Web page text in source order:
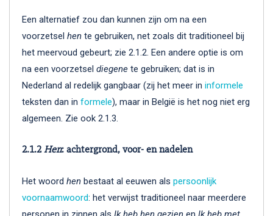
Een alternatief zou dan kunnen zijn om na een
voorzetsel hen te gebruiken, net zoals dit traditioneel bij
het meervoud gebeurt; zie 2.1.2. Een andere optie is om
na een voorzetsel diegene te gebruiken; dat is in
Nederland al redelijk gangbaar (zij het meer in informele
teksten dan in formele), maar in België is het nog niet erg
algemeen. Zie ook 2.1.3.
2.1.2 Hen: achtergrond, voor- en nadelen
Het woord hen bestaat al eeuwen als persoonlijk
voornaamwoord: het verwijst traditioneel naar meerdere